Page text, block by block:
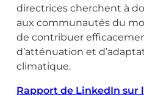
directrices cherchent à
aux communautés du
de contribuer
d’atténuation et
climatique.
Rapport de LinkedIn sur